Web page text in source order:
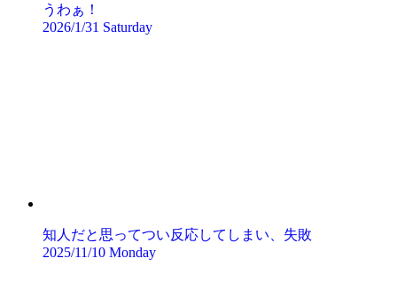
うわぁ！
2026/1/31 Saturday
知人だと思ってつい反応してしまい、失敗
2025/11/10 Monday